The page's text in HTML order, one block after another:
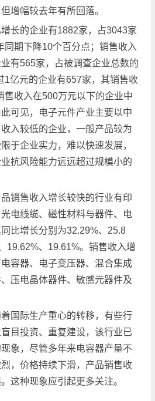
增幅较去年有所回落。
的企业有1882家，占3043家
同期下降10个百分点；销售收入
有565家，占被调查企业总数的
1亿元的企业有657家，其销售收
售收入在500万元以下的企业中
可见，电子元件产业主要以中
入较低的企业，一般产品较为
于企业实力，难以快速发展，
抗风险能力远远超过规模小的
售收入增长较快的行业有印
电线缆、磁性材料与器件、电
比增长分别为32.29%、25.8
19.62%、19.61%。销售收入增
容器、电子变压器、混合集成
压电晶体器件、敏感元器件及
际生产重心的转移，有些行
目投资、重复建设，该行业已
象，尽管多年来电容器产量不
，价格持续下滑，产品销售收
这种现象应引起更多关注。